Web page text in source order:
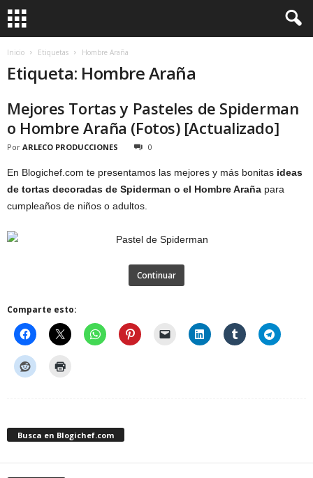
Inicio Etiquetas Hombre Araña
Etiqueta: Hombre Araña
Mejores Tortas y Pasteles de Spiderman
o Hombre Araña (Fotos) [Actualizado]
Por ARLECO PRODUCCIONES 0
En Blogichef.com te presentamos las mejores y más bonitas ideas
de tortas decoradas de Spiderman o el Hombre Araña para
cumpleaños de niños o adultos.
Continuar
Comparte esto:
Busca en Blogichef.com